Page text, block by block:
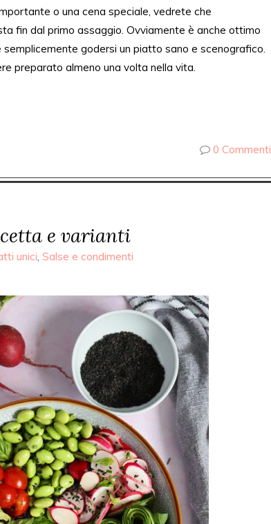
o una cena speciale, vedrete che
fin dal primo assaggio. Ovviamente è anche ottimo
semplicemente godersi un piatto sano e scenografico.
preparato almeno una volta nella vita.
0 Commenti
e varianti
unici, Salse e condimenti